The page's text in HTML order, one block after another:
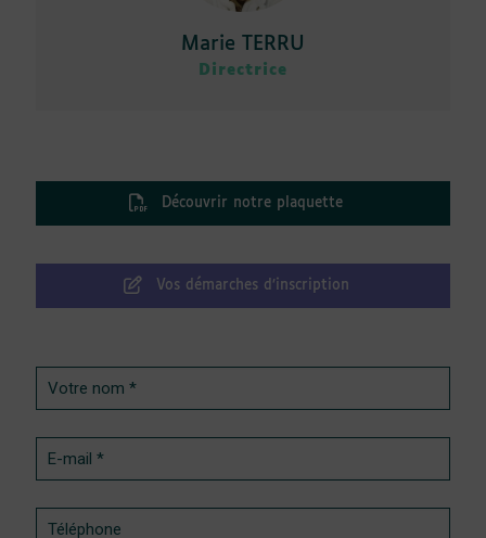
Marie TERRU
Directrice
Découvrir notre plaquette
Vos démarches d’inscription